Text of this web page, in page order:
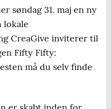
søndag 31. maj en ny
lokale
CreaGive inviterer til
Fifty Fifty:
må du selv finde